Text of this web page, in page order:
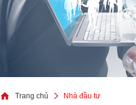
Trang chủ Nhà đầu tư